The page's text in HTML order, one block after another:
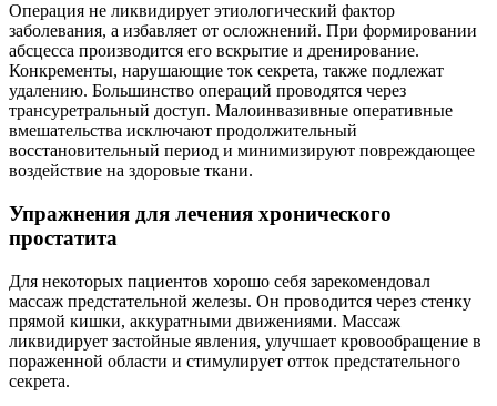
Операция не ликвидирует этиологический фактор
заболевания, а избавляет от осложнений. При формировании
абсцесса производится его вскрытие и дренирование.
Конкременты, нарушающие ток секрета, также подлежат
удалению. Большинство операций проводятся через
трансуретральный доступ. Малоинвазивные оперативные
вмешательства исключают продолжительный
восстановительный период и минимизируют повреждающее
воздействие на здоровые ткани.
Упражнения для лечения хронического
простатита
Для некоторых пациентов хорошо себя зарекомендовал
массаж предстательной железы. Он проводится через стенку
прямой кишки, аккуратными движениями. Массаж
ликвидирует застойные явления, улучшает кровообращение в
пораженной области и стимулирует отток предстательного
секрета.